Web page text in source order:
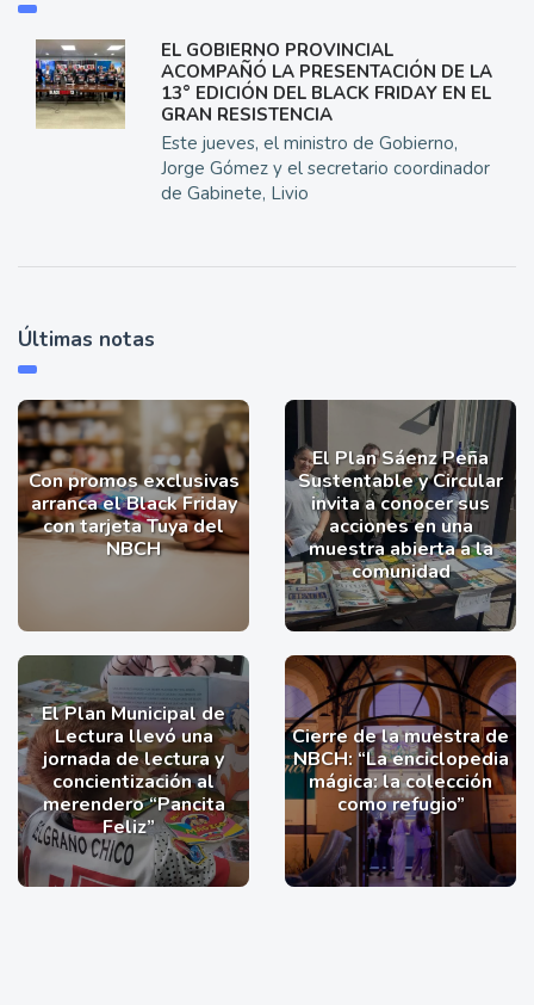
EL GOBIERNO PROVINCIAL
ACOMPAÑÓ LA PRESENTACIÓN DE LA
13° EDICIÓN DEL BLACK FRIDAY EN EL
GRAN RESISTENCIA
Este jueves, el ministro de Gobierno,
Jorge Gómez y el secretario coordinador
de Gabinete, Livio
Últimas notas
Con promos exclusivas
arranca el Black Friday
con tarjeta Tuya del
NBCH
El Plan Sáenz Peña
Sustentable y Circular
invita a conocer sus
acciones en una
muestra abierta a la
comunidad
El Plan Municipal de
Lectura llevó una
jornada de lectura y
concientización al
merendero “Pancita
Feliz”
Cierre de la muestra de
NBCH: “La enciclopedia
mágica: la colección
como refugio”